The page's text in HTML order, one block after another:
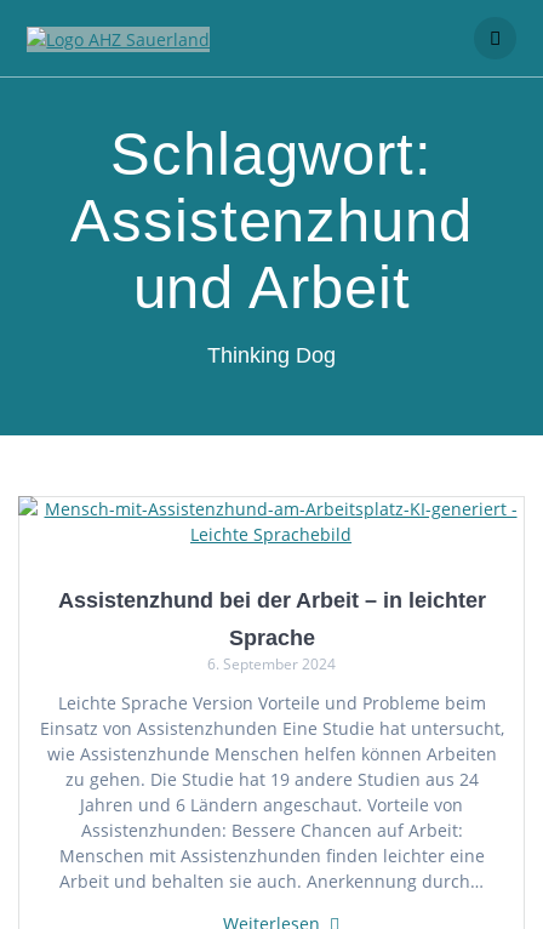
Schlagwort:
Assistenzhund
und Arbeit
Thinking Dog
Assistenzhund bei der Arbeit – in leichter
Sprache
6. September 2024
Leichte Sprache Version Vorteile und Probleme beim
Einsatz von Assistenzhunden Eine Studie hat untersucht,
wie Assistenzhunde Menschen helfen können Arbeiten
zu gehen. Die Studie hat 19 andere Studien aus 24
Jahren und 6 Ländern angeschaut. Vorteile von
Assistenzhunden: Bessere Chancen auf Arbeit:
Menschen mit Assistenzhunden finden leichter eine
Arbeit und behalten sie auch. Anerkennung durch…
Weiterlesen